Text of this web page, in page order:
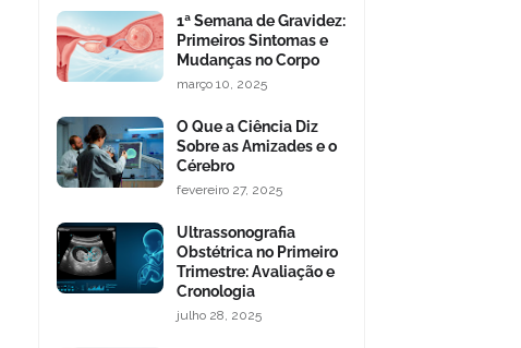
1ª Semana de Gravidez:
Primeiros Sintomas e
Mudanças no Corpo
março 10, 2025
O Que a Ciência Diz
Sobre as Amizades e o
Cérebro
fevereiro 27, 2025
Ultrassonografia
Obstétrica no Primeiro
Trimestre: Avaliação e
Cronologia
julho 28, 2025